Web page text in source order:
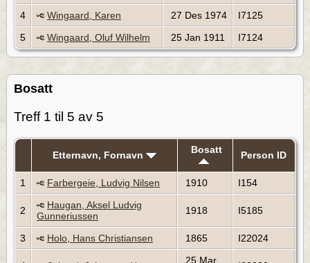
4 Wingaard, Karen 27 Des 1974
I7125
5
Wingaard, Oluf Wilhelm 25 Jan 1911 I7124
Bosatt
Treff 1 til 5 av 5
Etternavn, Fornavn Bosatt Person ID
1 Farbergeie, Ludvig Nilsen 1910 I154
2
Haugan, Aksel Ludvig
Gunneriussen
1918 I5185
3 Holo, Hans Christiansen 1865 I22024
25 Mar